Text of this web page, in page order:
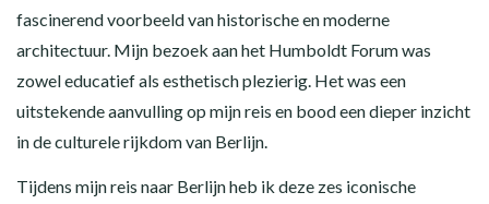
fascinerend voorbeeld van historische en moderne
architectuur. Mijn bezoek aan het Humboldt Forum was
zowel educatief als esthetisch plezierig. Het was een
uitstekende aanvulling op mijn reis en bood een dieper inzicht
in de culturele rijkdom van Berlijn.
Tijdens mijn reis naar Berlijn heb ik deze zes iconische